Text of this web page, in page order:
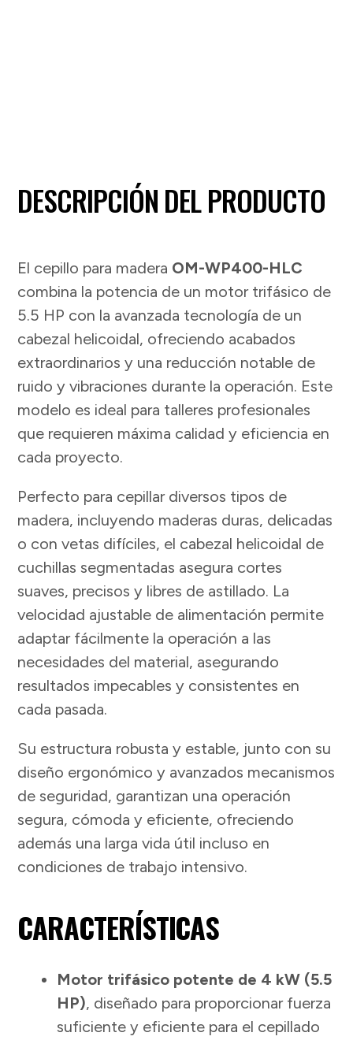
DESCRIPCIÓN DEL PRODUCTO
El cepillo para madera OM-WP400-HLC
combina la potencia de un motor trifásico de
5.5 HP con la avanzada tecnología de un
cabezal helicoidal, ofreciendo acabados
extraordinarios y una reducción notable de
ruido y vibraciones durante la operación. Este
modelo es ideal para talleres profesionales
que requieren máxima calidad y eficiencia en
cada proyecto.
Perfecto para cepillar diversos tipos de
madera, incluyendo maderas duras, delicadas
o con vetas difíciles, el cabezal helicoidal de
cuchillas segmentadas asegura cortes
suaves, precisos y libres de astillado. La
velocidad ajustable de alimentación permite
adaptar fácilmente la operación a las
necesidades del material, asegurando
resultados impecables y consistentes en
cada pasada.
Su estructura robusta y estable, junto con su
diseño ergonómico y avanzados mecanismos
de seguridad, garantizan una operación
segura, cómoda y eficiente, ofreciendo
además una larga vida útil incluso en
condiciones de trabajo intensivo.
CARACTERÍSTICAS
Motor trifásico potente de 4 kW (5.5
HP), diseñado para proporcionar fuerza
suficiente y eficiente para el cepillado